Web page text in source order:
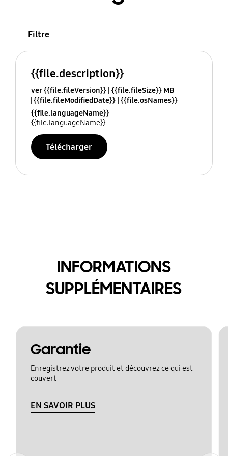
Filtre
{{file.description}}
ver {{file.fileVersion}} {{file.fileSize}} MB
{{file.fileModifiedDate}} {{file.osNames}}
{{file.languageName}}
{{file.languageName}}
Télécharger
INFORMATIONS
SUPPLÉMENTAIRES
Garantie
Enregistrez votre produit et découvrez ce qui est
couvert
EN SAVOIR PLUS